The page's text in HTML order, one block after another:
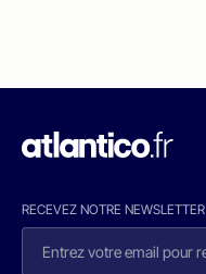
RECEVEZ NOTRE NEWSLETTER